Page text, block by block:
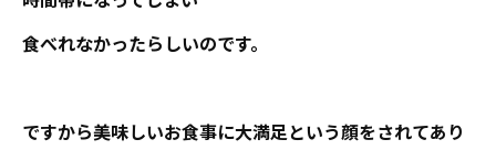
食べれなかったらしいのです。
ですから美味しいお食事に大満足という顔をされてあり